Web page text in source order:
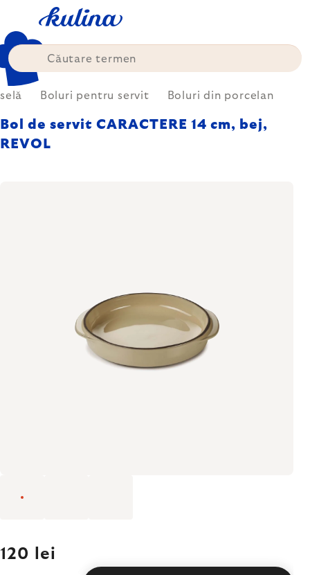
conținut
Boluri pentru servit Boluri din porcelan
Bol de servit CARACTERE 14 cm, bej,
REVOL
120 lei